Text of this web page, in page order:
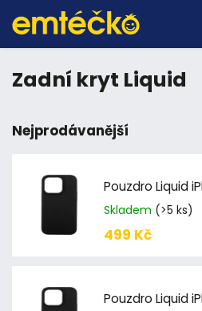
Zadní kryt Liquid
Nejprodávanější
Pouzdro Liquid
Skladem (>5 ks)
499 Kč
Pouzdro Liquid